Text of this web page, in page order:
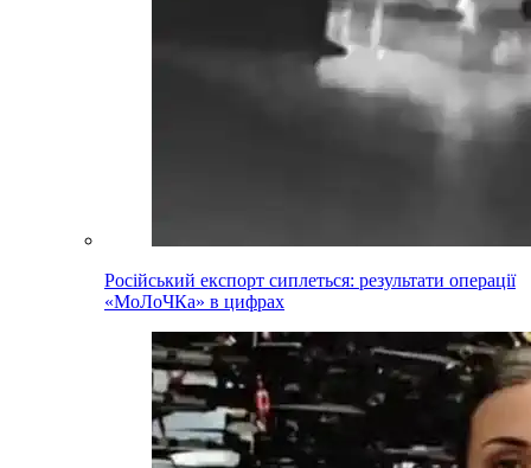
Російський експорт сиплеться: результати операції
«МоЛоЧКа» в цифрах